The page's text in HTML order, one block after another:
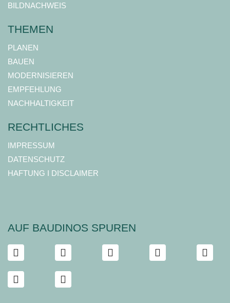
BILDNACHWEIS
THEMEN
PLANEN
BAUEN
MODERNISIEREN
EMPFEHLUNG
NACHHALTIGKEIT
RECHTLICHES
IMPRESSUM
DATENSCHUTZ
HAFTUNG I DISCLAIMER
AUF BAUDINOS SPUREN